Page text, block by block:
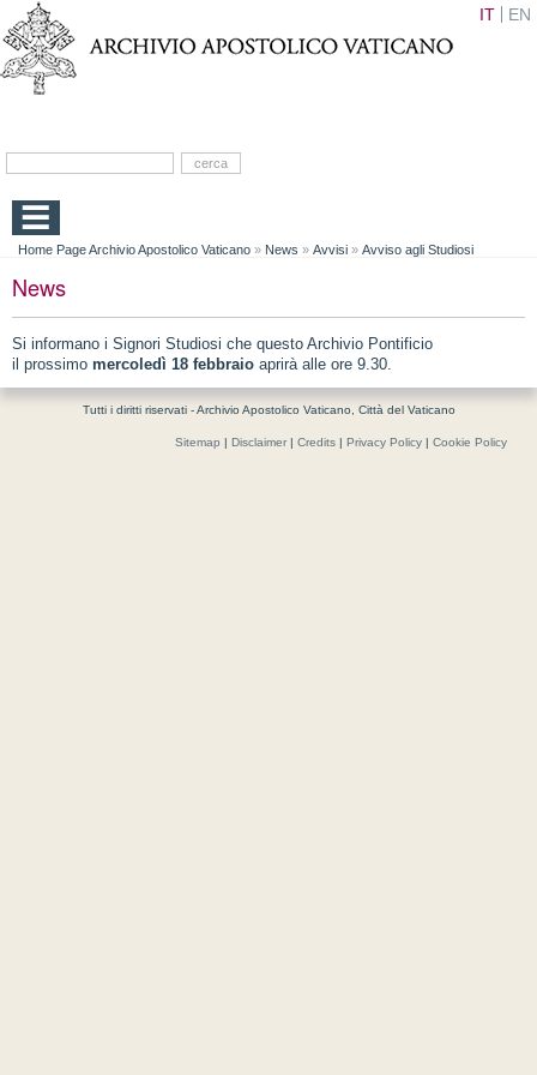
IT EN
Home Page Archivio Apostolico Vaticano » News » Avvisi » Avviso agli Studiosi
News
Si informano i Signori Studiosi che questo Archivio Pontificio
il prossimo mercoledì 18 febbraio aprirà alle ore 9.30.
Tutti i diritti riservati - Archivio Apostolico Vaticano, Città del Vaticano
Sitemap Disclaimer Credits Privacy Policy Cookie Policy